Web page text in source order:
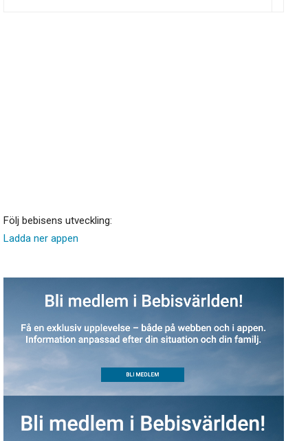
Följ bebisens utveckling:
Ladda ner appen